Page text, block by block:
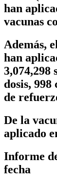
han
vacunas
Además,
han
3,074,298
dosis, 998
de
De la
aplicado
Informe
fecha